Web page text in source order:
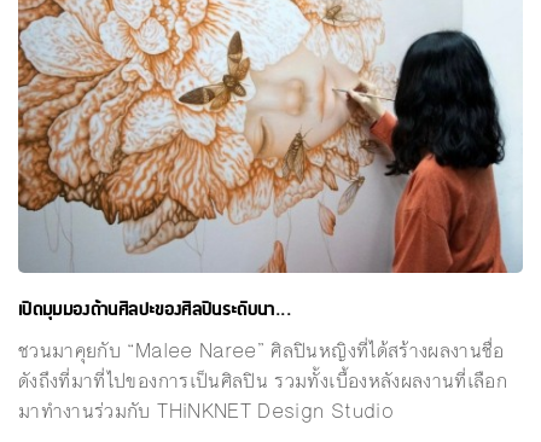
เปิดมุมมองด้านศิลปะของศิลปินระดับนา...
ชวนมาคุยกับ “Malee Naree” ศิลปินหญิงที่ได้สร้างผลงานชื่อ
ดังถึงที่มาที่ไปของการเป็นศิลปิน รวมทั้งเบื้องหลังผลงานที่เลือก
มาทำงานร่วมกับ THiNKNET Design Studio